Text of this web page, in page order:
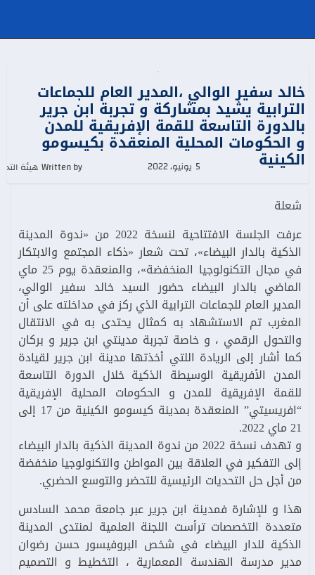
خالد سفير الوالي ،المدير العام للجماعات
الترابية يشيد بمشاركة و تجربة ابن جرير
بالدورة التاسعة للقمة الإفريقية للمدن
و الحكومات المحلية المنعقدة بكيسومو
الكينية 5 يونيو، 2022 Written by هيئة التحرير
شعلة
عرفت الجلسة الافتتاحية لنسخة 2022 من «ندوة المدينة
الذكية بالدار البيضاء»، تحت شعار «ذكاء المجتمع والابتكار
في مجال التكنولوجيا المنخفضة»، والمنعقدة يوم 25 ماي
الماضي بالدار البيضاء حضور السيد خالد سفير الوالي،
المدير العام للجماعات الترابية الذي ركز في مداخلته على أن
المغرب تم الاستشهاد به كمثال يحتدى به في الانتقال
والتحول الرقمي ، و خاصة تجربة مدينتي ابن جرير و بركان
كما أشار إلى الريادة اللتي أخذتها مدينة ابن جرير لقيادة
المدن الأفريقية الوسيطة الذكية خلال الدورة التاسعة
للقمة الإفريقية للمدن و الحكومات المحلية الإفريقية
“افريسيتي” المنعقدة بمدينة كيسومو الكينية من 17 إلى
21 ماي 2022.
و تهدف نسخة 2022 من ندوة المدينة الذكية بالدار البيضاء
إلى التفكير في العلاقة بين المواطن والتكنولوجيا منخفضة
من أجل حل التحديات الرئيسية للتحضر والتوسع الحضري.
هذا و للإشارة فمدينة ابن جرير عبر جامعة محمد السادس
متعددة التخصصات ترأست اللجنة العلمية لمنتدى المدينة
الذكية للدار البيضاء في شخص البروفيسور حسن رضوان
مدير مدرسة الهندسة المعمارية ، التخطيط و التصميم